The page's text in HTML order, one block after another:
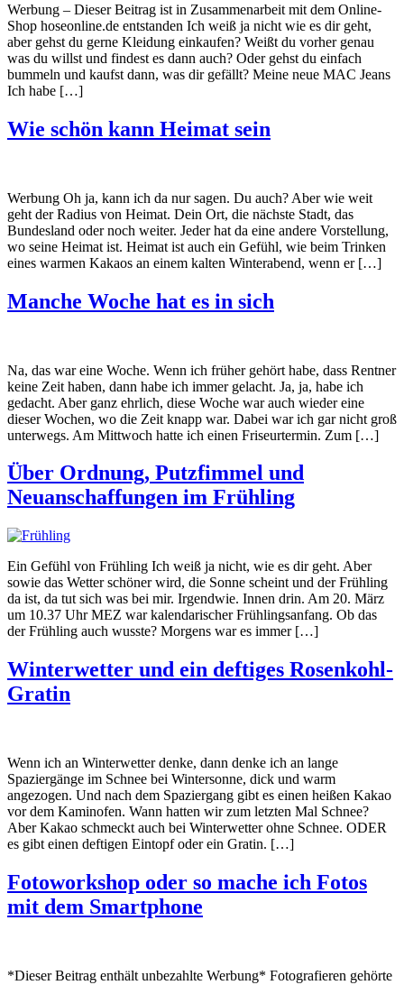
Werbung – Dieser Beitrag ist in Zusammenarbeit mit dem Online-
Shop hoseonline.de entstanden Ich weiß ja nicht wie es dir geht,
aber gehst du gerne Kleidung einkaufen? Weißt du vorher genau
was du willst und findest es dann auch? Oder gehst du einfach
bummeln und kaufst dann, was dir gefällt? Meine neue MAC Jeans
Ich habe […]
Wie schön kann Heimat sein
Werbung Oh ja, kann ich da nur sagen. Du auch? Aber wie weit
geht der Radius von Heimat. Dein Ort, die nächste Stadt, das
Bundesland oder noch weiter. Jeder hat da eine andere Vorstellung,
wo seine Heimat ist. Heimat ist auch ein Gefühl, wie beim Trinken
eines warmen Kakaos an einem kalten Winterabend, wenn er […]
Manche Woche hat es in sich
Na, das war eine Woche. Wenn ich früher gehört habe, dass Rentner
keine Zeit haben, dann habe ich immer gelacht. Ja, ja, habe ich
gedacht. Aber ganz ehrlich, diese Woche war auch wieder eine
dieser Wochen, wo die Zeit knapp war. Dabei war ich gar nicht groß
unterwegs. Am Mittwoch hatte ich einen Friseurtermin. Zum […]
Über Ordnung, Putzfimmel und
Neuanschaffungen im Frühling
Ein Gefühl von Frühling Ich weiß ja nicht, wie es dir geht. Aber
sowie das Wetter schöner wird, die Sonne scheint und der Frühling
da ist, da tut sich was bei mir. Irgendwie. Innen drin. Am 20. März
um 10.37 Uhr MEZ war kalendarischer Frühlingsanfang. Ob das
der Frühling auch wusste? Morgens war es immer […]
Winterwetter und ein deftiges Rosenkohl-
Gratin
Wenn ich an Winterwetter denke, dann denke ich an lange
Spaziergänge im Schnee bei Wintersonne, dick und warm
angezogen. Und nach dem Spaziergang gibt es einen heißen Kakao
vor dem Kaminofen. Wann hatten wir zum letzten Mal Schnee?
Aber Kakao schmeckt auch bei Winterwetter ohne Schnee. ODER
es gibt einen deftigen Eintopf oder ein Gratin. […]
Fotoworkshop oder so mache ich Fotos
mit dem Smartphone
*Dieser Beitrag enthält unbezahlte Werbung* Fotografieren gehörte